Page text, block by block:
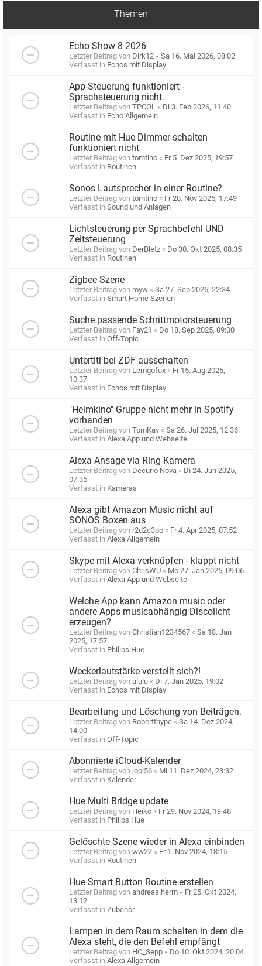
Themen
Echo Show 8 2026
Letzter Beitrag von Dirk12 « Sa 16. Mai 2026, 08:02
Verfasst in Echos mit Display
App-Steuerung funktioniert -
Sprachsteuerung nicht.
Letzter Beitrag von TPCOL « Di 3. Feb 2026, 11:40
Verfasst in Echo Allgemein
Routine mit Hue Dimmer schalten
funktioniert nicht
Letzter Beitrag von tomtino « Fr 5. Dez 2025, 19:57
Verfasst in Routinen
Sonos Lautsprecher in einer Routine?
Letzter Beitrag von tomtino « Fr 28. Nov 2025, 17:49
Verfasst in Sound und Anlagen
Lichtsteuerung per Sprachbefehl UND
Zeitsteuerung
Letzter Beitrag von DerBletz « Do 30. Okt 2025, 08:35
Verfasst in Routinen
Zigbee Szene
Letzter Beitrag von royw « Sa 27. Sep 2025, 22:34
Verfasst in Smart Home Szenen
Suche passende Schrittmotorsteuerung
Letzter Beitrag von Fay21 « Do 18. Sep 2025, 09:00
Verfasst in Off-Topic
Untertitl bei ZDF ausschalten
Letzter Beitrag von Lemgofux « Fr 15. Aug 2025,
10:37
Verfasst in Echos mit Display
"Heimkino" Gruppe nicht mehr in Spotify
vorhanden
Letzter Beitrag von TomKay « Sa 26. Jul 2025, 12:36
Verfasst in Alexa App und Webseite
Alexa Ansage via Ring Kamera
Letzter Beitrag von Decurio Nova « Di 24. Jun 2025,
07:35
Verfasst in Kameras
Alexa gibt Amazon Music nicht auf
SONOS Boxen aus
Letzter Beitrag von r2d2c3po « Fr 4. Apr 2025, 07:52
Verfasst in Alexa Allgemein
Skype mit Alexa verknüpfen - klappt nicht
Letzter Beitrag von ChrisWÜ « Mo 27. Jan 2025, 09:06
Verfasst in Alexa App und Webseite
Welche App kann Amazon music oder
andere Apps musicabhängig Discolicht
erzeugen?
Letzter Beitrag von Christian1234567 « Sa 18. Jan
2025, 17:57
Verfasst in Philips Hue
Weckerlautstärke verstellt sich?!
Letzter Beitrag von ululu « Di 7. Jan 2025, 19:02
Verfasst in Echos mit Display
Bearbeitung und Löschung von Beiträgen.
Letzter Beitrag von Robertthype « Sa 14. Dez 2024,
14:00
Verfasst in Off-Topic
Abonnierte iCloud-Kalender
Letzter Beitrag von jopi56 « Mi 11. Dez 2024, 23:32
Verfasst in Kalender
Hue Multi Bridge update
Letzter Beitrag von Heiko « Fr 29. Nov 2024, 19:48
Verfasst in Philips Hue
Gelöschte Szene wieder in Alexa einbinden
Letzter Beitrag von ww22 « Fr 1. Nov 2024, 18:15
Verfasst in Routinen
Hue Smart Button Routine erstellen
Letzter Beitrag von andreas.herm « Fr 25. Okt 2024,
13:12
Verfasst in Zubehör
Lampen in dem Raum schalten in dem die
Alexa steht, die den Befehl empfängt
Letzter Beitrag von HC_Sepp « Do 10. Okt 2024, 20:04
Verfasst in Alexa Allgemein